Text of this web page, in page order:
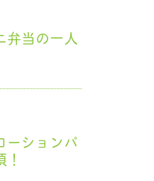
弁当の一人
ーションパ